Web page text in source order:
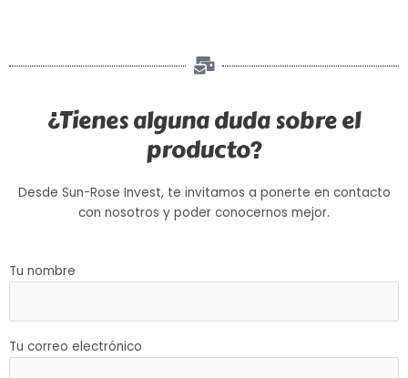
¿Tienes alguna duda sobre el
producto?
Desde Sun-Rose Invest, te invitamos a ponerte en contacto
con nosotros y poder conocernos mejor.
Tu nombre
Tu correo electrónico